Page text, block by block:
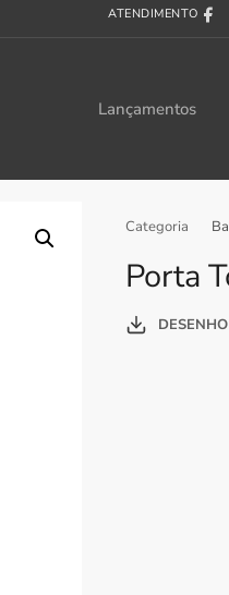
ATENDIMENTO
Lançamentos
Categoria
Porta